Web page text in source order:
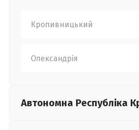
Кропивницький
Олександрія
Автономна Республіка